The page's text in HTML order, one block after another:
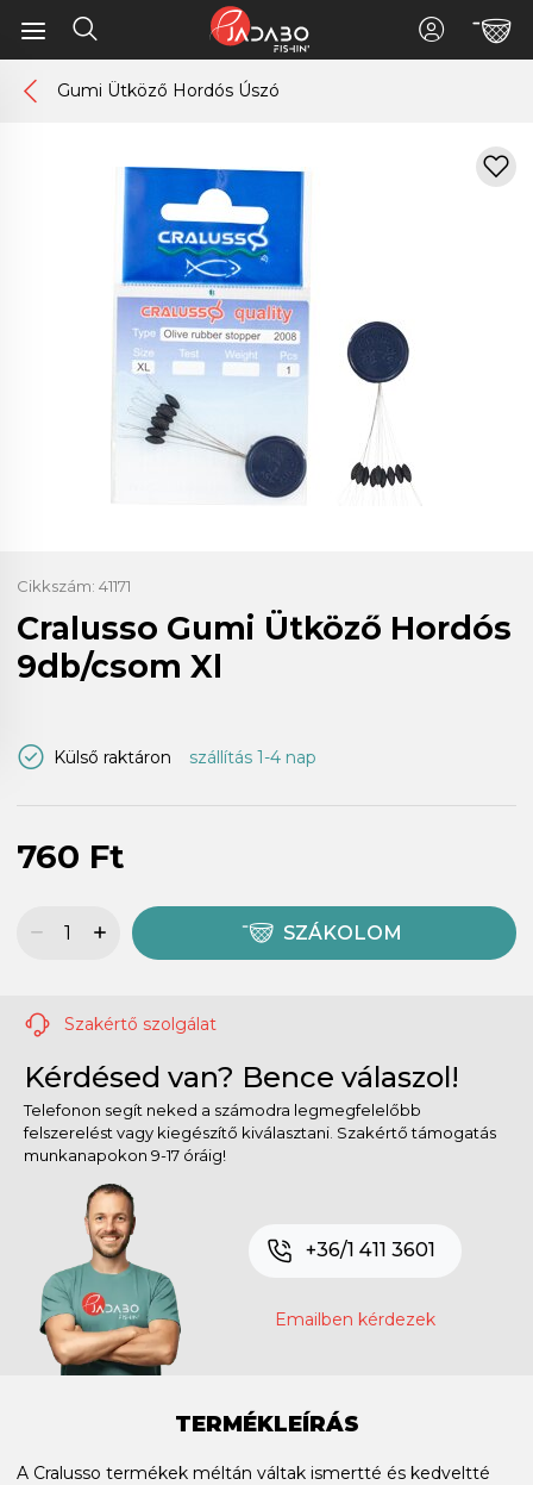
Gumi Ütköző Hordós Úszó
Cikkszám: 41171
Cralusso Gumi Ütköző Hordós
9db/csom Xl
Külső raktáron szállítás 1-4 nap
760 Ft
SZÁKOLOM
Szakértő szolgálat
Kérdésed van? Bence válaszol!
Telefonon segít neked a számodra legmegfelelőbb
felszerelést vagy kiegészítő kiválasztani. Szakértő támogatás
munkanapokon 9-17 óráig!
+36/1 411 3601
Emailben kérdezek
TERMÉKLEÍRÁS
A Cralusso termékek méltán váltak ismertté és kedveltté